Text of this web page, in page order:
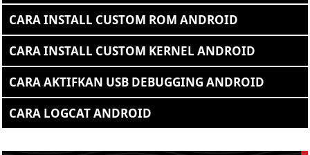
CARA INSTALL CUSTOM ROM ANDROID
CARA INSTALL CUSTOM KERNEL ANDROID
CARA AKTIFKAN USB DEBUGGING ANDROID
CARA LOGCAT ANDROID